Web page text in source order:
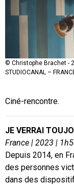
© Christophe Brachet -
STUDIOCANAL –
© Christophe Brachet -
STUDIOCANAL –
© Christophe Brachet -
STUDIOCANAL –
Ciné-rencontre.
JE VERRAI
France | 2023 |
Depuis 2014, en
des personnes
dans des